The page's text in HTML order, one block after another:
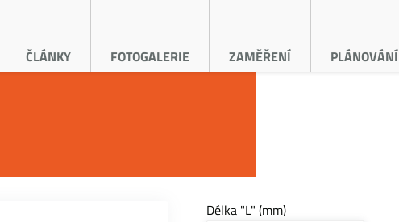
ČLÁNKY FOTOGALERIE ZAMĚŘENÍ PLÁNOVÁNÍ
Délka "L" (mm)